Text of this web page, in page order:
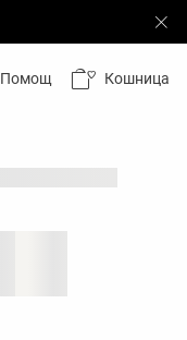
Помощ Кошница